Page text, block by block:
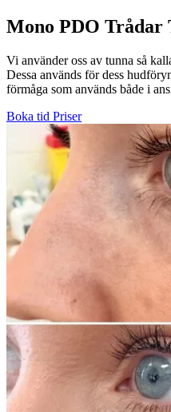
Mono PDO Trådar
Vi använder oss av tunna så
Dessa används för dess
förmåga som används både i
Boka tid Priser